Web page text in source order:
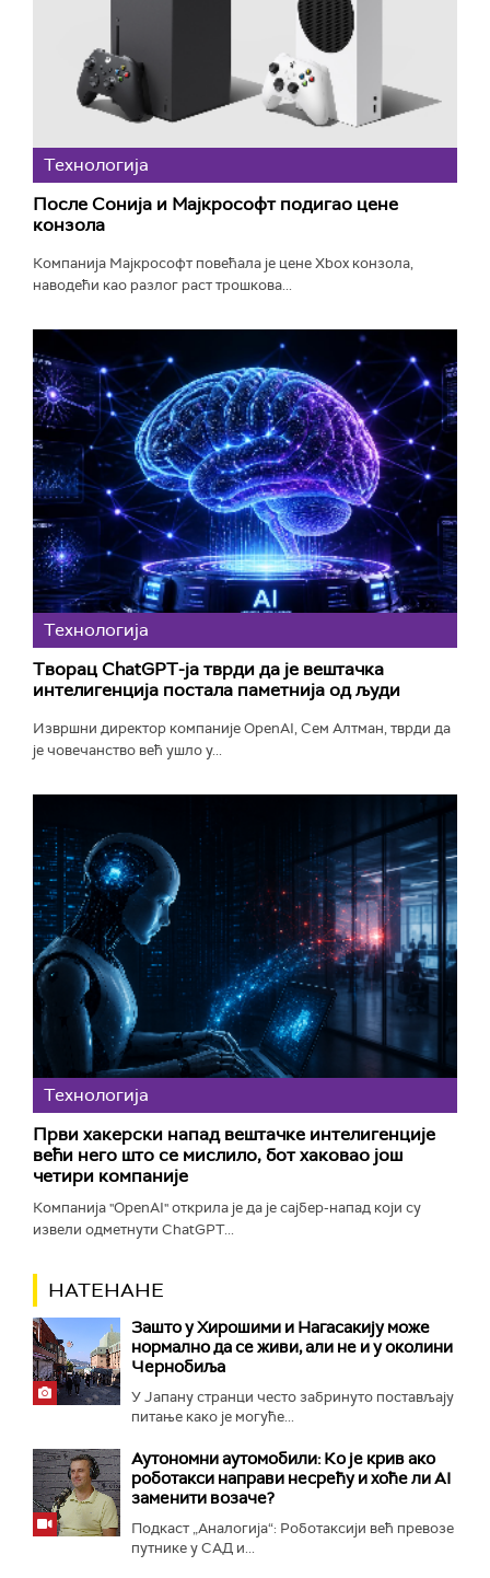
Технологијa
После Сонија и Мајкрософт подигао цене
конзола
Компанија Мајкрософт повећала је цене Xbox конзола,
наводећи као разлог раст трошкова...
Технологијa
Творац ChatGPT-ја тврди да је вештачка
интелигенција постала паметнија од људи
Извршни директор компаније OpenAI, Сем Алтман, тврди да
је човечанство већ ушло у...
Технологијa
Први хакерски напад вештачке интелигенције
већи него што се мислило, бот хаковао још
четири компаније
Компанија "OpenAI" открила је да је сајбер-напад који су
извели одметнути ChatGPT...
НАТЕНАНЕ
Зашто у Хирошими и Нагасакију може
нормално да се живи, али не и у околини
Чернобиља
У Јапану странци често забринуто постављају
питање како је могуће...
Аутономни аутомобили: Ко је крив ако
роботакси направи несрећу и хоће ли AI
заменити возаче?
Подкаст „Аналогија“: Роботаксији већ превозе
путнике у САД и...